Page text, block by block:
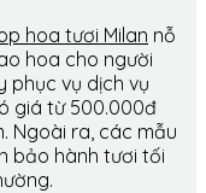
hoa tươi Milan nỗ
hoa cho người
phục vụ dịch vụ
giá từ 500.000đ
Ngoài ra, các mẫu
bảo hành tươi tối